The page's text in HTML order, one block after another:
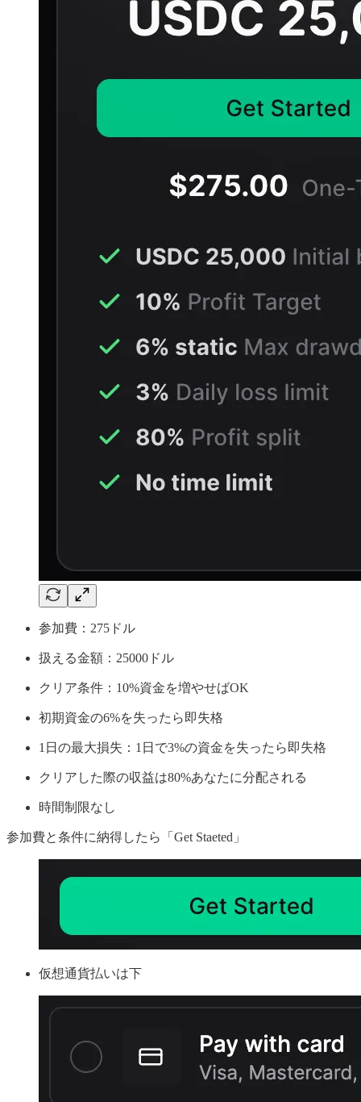
参加費：275ドル
扱える金額：25000ドル
クリア条件：10%資金を増やせばOK
初期資金の6%を失ったら即失格
1日の最大損失：1日で3%の資金を失ったら即失格
クリアした際の収益は80%あなたに分配される
時間制限なし
参加費と条件に納得したら「Get Staeted」
仮想通貨払いは下